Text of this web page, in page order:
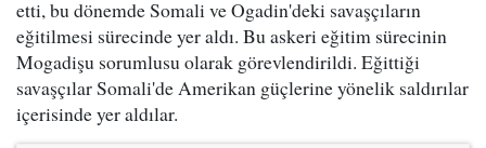
etti, bu dönemde Somali ve Ogadin'deki savaşçıların
eğitilmesi sürecinde yer aldı. Bu askeri eğitim sürecinin
Mogadişu sorumlusu olarak görevlendirildi. Eğittiği
savaşçılar Somali'de Amerikan güçlerine yönelik saldırılar
içerisinde yer aldılar.